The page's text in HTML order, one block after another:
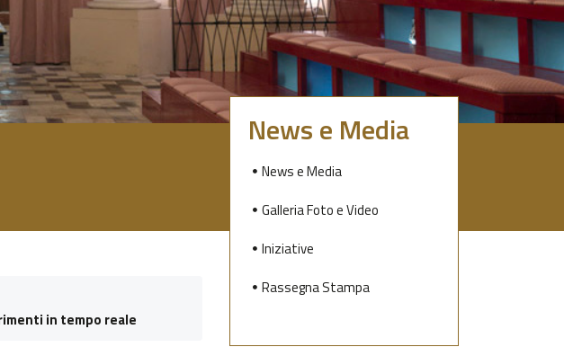
in tempo reale
News e Media
News e Media
Galleria Foto e Video
Iniziative
Rassegna Stampa